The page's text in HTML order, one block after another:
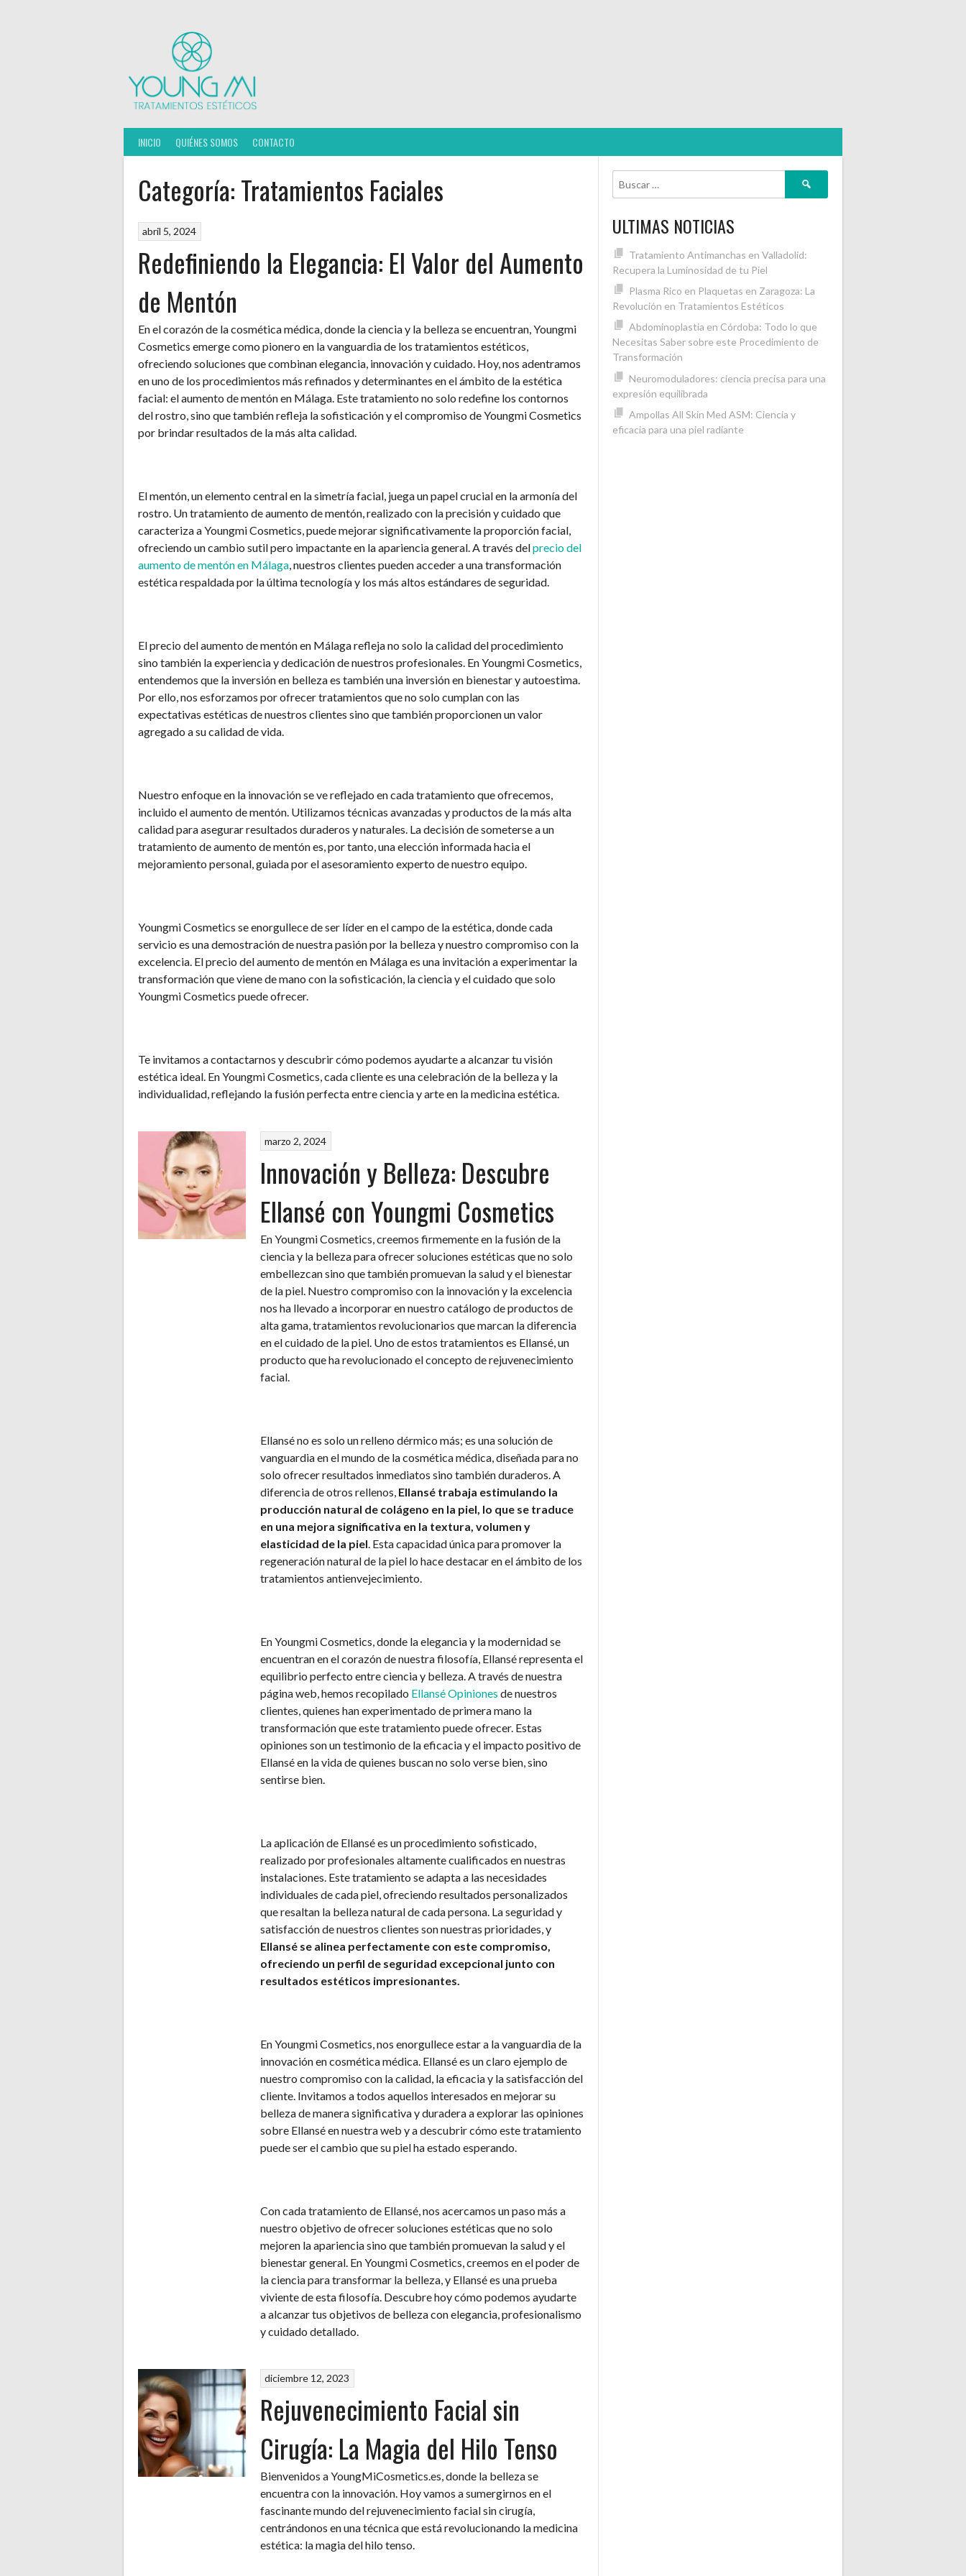
INICIO QUIÉNES SOMOS CONTACTO
Categoría:Tratamientos Faciales
abril 5, 2024
Redefiniendo la Elegancia: El Valor del Aumento
de Mentón
En el corazón de la cosmética médica, donde la ciencia y la belleza se encuentran, Youngmi
Cosmetics emerge como pionero en la vanguardia de los tratamientos estéticos,
ofreciendo soluciones que combinan elegancia, innovación y cuidado. Hoy, nos adentramos
en uno de los procedimientos más refinados y determinantes en el ámbito de la estética
facial: el aumento de mentón en Málaga. Este tratamiento no solo redefine los contornos
del rostro, sino que también refleja la sofisticación y el compromiso de Youngmi Cosmetics
por brindar resultados de la más alta calidad.
El mentón, un elemento central en la simetría facial, juega un papel crucial en la armonía del
rostro. Un tratamiento de aumento de mentón, realizado con la precisión y cuidado que
caracteriza a Youngmi Cosmetics, puede mejorar significativamente la proporción facial,
ofreciendo un cambio sutil pero impactante en la apariencia general. A través delprecio del
aumento de mentón en Málaga, nuestros clientes pueden acceder a una transformación
estética respaldada por la última tecnología y los más altos estándares de seguridad.
El precio del aumento de mentón en Málaga refleja no solo la calidad del procedimiento
sino también la experiencia y dedicación de nuestros profesionales. En Youngmi Cosmetics,
entendemos que la inversión en belleza es también una inversión en bienestar y autoestima.
Por ello, nos esforzamos por ofrecer tratamientos que no solo cumplan con las
expectativas estéticas de nuestros clientes sino que también proporcionen un valor
agregado a su calidad de vida.
Nuestro enfoque en la innovación se ve reflejado en cada tratamiento que ofrecemos,
incluido el aumento de mentón. Utilizamos técnicas avanzadas y productos de la más alta
calidad para asegurar resultados duraderos y naturales. La decisión de someterse a un
tratamiento de aumento de mentón es, por tanto, una elección informada hacia el
mejoramiento personal, guiada por el asesoramiento experto de nuestro equipo.
Youngmi Cosmetics se enorgullece de ser líder en el campo de la estética, donde cada
servicio es una demostración de nuestra pasión por la belleza y nuestro compromiso con la
excelencia. El precio del aumento de mentón en Málaga es una invitación a experimentar la
transformación que viene de mano con la sofisticación, la ciencia y el cuidado que solo
Youngmi Cosmetics puede ofrecer.
Te invitamos a contactarnos y descubrir cómo podemos ayudarte a alcanzar tu visión
estética ideal. En Youngmi Cosmetics, cada cliente es una celebración de la belleza y la
individualidad, reflejando la fusión perfecta entre ciencia y arte en la medicina estética.
marzo 2, 2024
Innovación y Belleza: Descubre
Ellansé con Youngmi Cosmetics
En Youngmi Cosmetics, creemos firmemente en la fusión de la
ciencia y la belleza para ofrecer soluciones estéticas que no solo
embellezcan sino que también promuevan la salud y el bienestar
de la piel. Nuestro compromiso con la innovación y la excelencia
nos ha llevado a incorporar en nuestro catálogo de productos de
alta gama, tratamientos revolucionarios que marcan la diferencia
en el cuidado de la piel. Uno de estos tratamientos es Ellansé, un
producto que ha revolucionado el concepto de rejuvenecimiento
facial.
Ellansé no es solo un relleno dérmico más; es una solución de
vanguardia en el mundo de la cosmética médica, diseñada para no
solo ofrecer resultados inmediatos sino también duraderos. A
diferencia de otros rellenos, Ellansé trabaja estimulando la
producción natural de colágeno en la piel, lo que se traduce
en una mejora significativa en la textura, volumen y
elasticidad de la piel . Esta capacidad única para promover la
regeneración natural de la piel lo hace destacar en el ámbito de los
tratamientos antienvejecimiento.
En Youngmi Cosmetics, donde la elegancia y la modernidad se
encuentran en el corazón de nuestra filosofía, Ellansé representa el
equilibrio perfecto entre ciencia y belleza. A través de nuestra
página web, hemos recopilado Ellansé Opiniones de nuestros
clientes, quienes han experimentado de primera mano la
transformación que este tratamiento puede ofrecer. Estas
opiniones son un testimonio de la eficacia y el impacto positivo de
Ellansé en la vida de quienes buscan no solo verse bien, sino
sentirse bien.
La aplicación de Ellansé es un procedimiento sofisticado,
realizado por profesionales altamente cualificados en nuestras
instalaciones. Este tratamiento se adapta a las necesidades
individuales de cada piel, ofreciendo resultados personalizados
que resaltan la belleza natural de cada persona. La seguridad y
satisfacción de nuestros clientes son nuestras prioridades, y
Ellansé se alinea perfectamente con este compromiso,
ofreciendo un perfil de seguridad excepcional junto con
resultados estéticos impresionantes.
En Youngmi Cosmetics, nos enorgullece estar a la vanguardia de la
innovación en cosmética médica. Ellansé es un claro ejemplo de
nuestro compromiso con la calidad, la eficacia y la satisfacción del
cliente. Invitamos a todos aquellos interesados en mejorar su
belleza de manera significativa y duradera a explorar las opiniones
sobre Ellansé en nuestra web y a descubrir cómo este tratamiento
puede ser el cambio que su piel ha estado esperando.
Con cada tratamiento de Ellansé, nos acercamos un paso más a
nuestro objetivo de ofrecer soluciones estéticas que no solo
mejoren la apariencia sino que también promuevan la salud y el
bienestar general. En Youngmi Cosmetics, creemos en el poder de
la ciencia para transformar la belleza, y Ellansé es una prueba
viviente de esta filosofía. Descubre hoy cómo podemos ayudarte
a alcanzar tus objetivos de belleza con elegancia, profesionalismo
y cuidado detallado.
diciembre 12, 2023
Rejuvenecimiento Facial sin
Cirugía: La Magia del Hilo Tenso
Bienvenidos a YoungMiCosmetics.es, donde la belleza se
encuentra con la innovación. Hoy vamos a sumergirnos en el
fascinante mundo del rejuvenecimiento facial sin cirugía,
centrándonos en una técnica que está revolucionando la medicina
estética: la magia del hilo tenso.
Buscar:
ULTIMAS NOTICIAS
Tratamiento Antimanchas en Valladolid:
Recupera la Luminosidad de tu Piel
Plasma Rico en Plaquetas en Zaragoza: La
Revolución en Tratamientos Estéticos
Abdominoplastia en Córdoba: Todo lo que
Necesitas Saber sobre este Procedimiento de
Transformación
Neuromoduladores: ciencia precisa para una
expresión equilibrada
Ampollas All Skin Med ASM: Ciencia y
eficacia para una piel radiante